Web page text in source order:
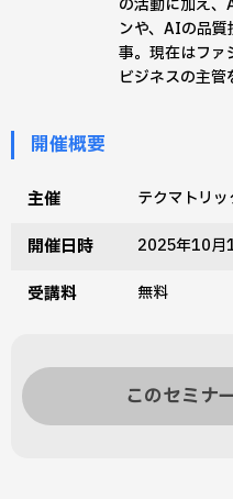
の活動に加え
ンや、AIの品
事。現在はファ
ビジネスの主管
開催概要
主催 テクマトリ
開催日時 2025年10
受講料 無料
このセミナ